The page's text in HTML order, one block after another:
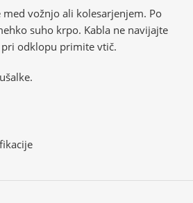
vožnjo ali kolesarjenjem. Po
suho krpo. Kabla ne navijajte
odklopu primite vtič.
.